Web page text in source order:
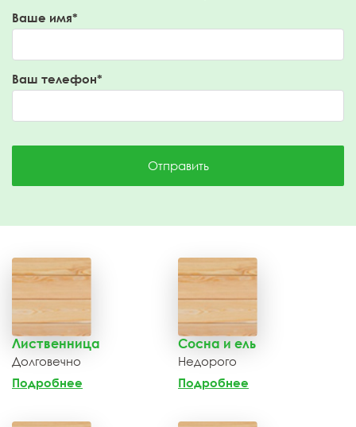
Ваше имя*
Ваш телефон*
Отправить
Лиственница
Долговечно
Подробнее
Сосна и ель
Недорого
Подробнее